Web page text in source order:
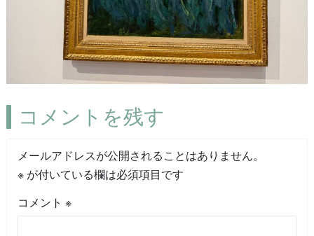
コメントを残す
メールアドレスが公開されることはありません。
※が付いている欄は必須項目です
コメント ※